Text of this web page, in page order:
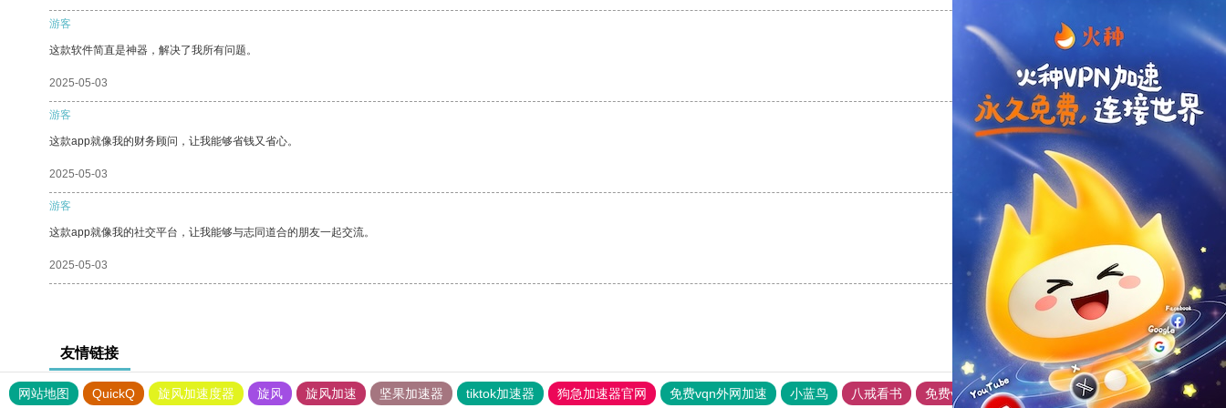
游客
这款软件简直是神器，解决了我所有问题。
2025-05-03 支持[0] 反对
游客
这款app就像我的财务顾问，让我能够省钱又省心。
2025-05-03 支持
游客
这款app就像我的社交平台，让我能够与志同道合的朋友一起交流。
2025-05-03 支持 反对 [0]
友情链接
网站地图 QuickQ 旋风加速度器 旋风 旋风加速 坚果加速器 tiktok加速器 狗急加速器官网 免费vqn外网加速 小蓝鸟 八戒看书 免费vps加速器外网苹果版 黑豹加速器